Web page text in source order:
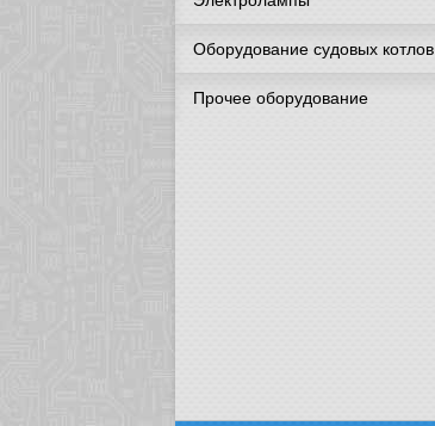
Оборудование судовых котлов
Прочее оборудование